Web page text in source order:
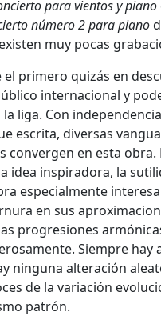
para vientos y piano
número 2 para piano
muy pocas
el primero quizás en
internacional y
liga. Con
escrita, diversas
convergen en esta
idea inspiradora, la
especialmente
en sus
progresiones
Siempre hay
ninguna alteración
de la variación
patrón.